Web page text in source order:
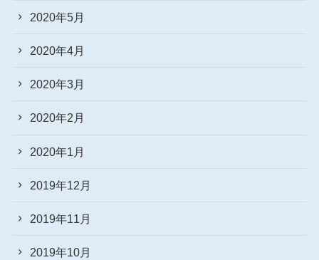
2020年5月
2020年4月
2020年3月
2020年2月
2020年1月
2019年12月
2019年11月
2019年10月